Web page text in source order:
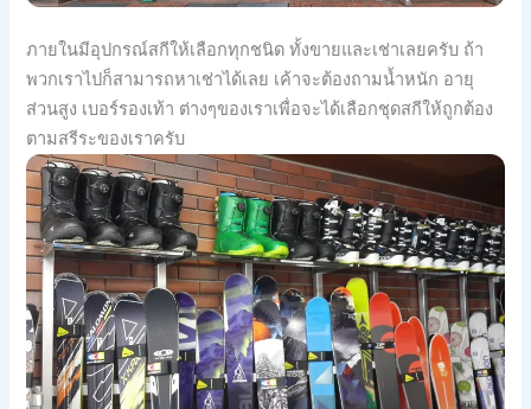
ภายในมีอุปกรณ์สกีให้เลือกทุกชนิด ทั้งขายและเช่าเลยครับ ถ้า
พวกเราไปก็สามารถหาเช่าได้เลย เค้าจะต้องถามน้ำหนัก อายุ
ส่วนสูง เบอร์รองเท้า ต่างๆของเราเพื่อจะได้เลือกชุดสกีให้ถูกต้อง
ตามสรีระของเราครับ